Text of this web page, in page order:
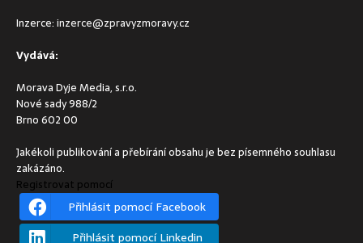
Inzerce:inzerce@zpravyzmoravy.cz
Vydává:
Morava Dyje Media, s.r.o.
Nové sady 988/2
Brno 602 00
Jakékoli publikování a přebírání obsahu je bez písemného souhlasu
zakázáno.
Registrovat pomocí
Přihlásit pomocí Facebook
Přihlásit pomocí Linkedin